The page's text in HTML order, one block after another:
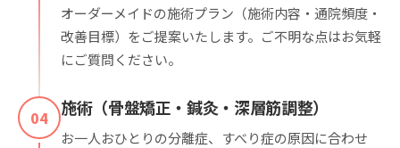
オーダーメイドの施術プラン（施術内容・通院頻度・
改善目標）をご提案いたします。ご不明な点はお気軽
にご質問ください。
04 施術（骨盤矯正・鍼灸・深層筋調整）
お一人おひとりの分離症、すべり症の原因に合わせ